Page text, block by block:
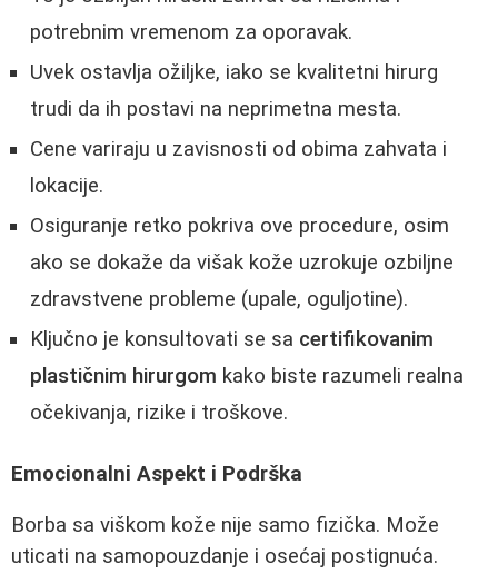
potrebnim vremenom za oporavak.
Uvek ostavlja ožiljke, iako se kvalitetni hirurg
trudi da ih postavi na neprimetna mesta.
Cene variraju u zavisnosti od obima zahvata i
lokacije.
Osiguranje retko pokriva ove procedure, osim
ako se dokaže da višak kože uzrokuje ozbiljne
zdravstvene probleme (upale, oguljotine).
Ključno je konsultovati se sa certifikovanim
plastičnim hirurgom kako biste razumeli realna
očekivanja, rizike i troškove.
Emocionalni Aspekt i Podrška
Borba sa viškom kože nije samo fizička. Može
uticati na samopouzdanje i osećaj postignuća.